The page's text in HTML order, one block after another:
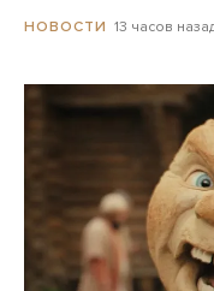
НОВОСТИ 13 часов